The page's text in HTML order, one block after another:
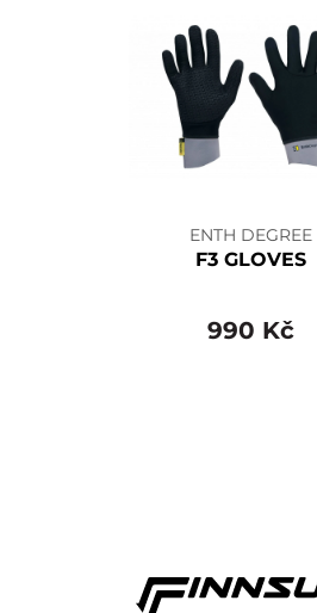
ENTH DEGREE
F3 GLOVES
990 Kč